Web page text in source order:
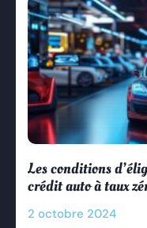
Les conditions
crédit auto à taux
2 octobre 2024